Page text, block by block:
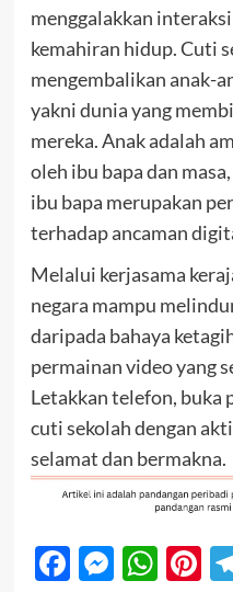
menggalakkan
kemahiran hidup. Cuti
mengembalikan anak-
yakni dunia yang
mereka. Anak adalah
oleh ibu bapa dan
ibu bapa merupakan
terhadap ancaman
Melalui kerjasama
negara mampu
daripada bahaya
permainan video yang
Letakkan telefon, buka
cuti sekolah dengan
selamat dan bermakna.
Facebook